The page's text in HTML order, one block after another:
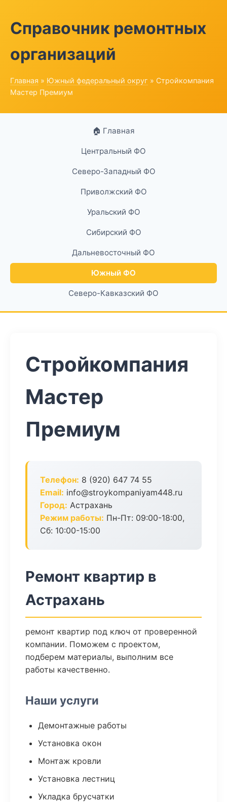
Справочник ремонтных
организаций
Главная » Южный федеральный округ » Стройкомпания
Мастер Премиум
🏠 Главная
Центральный ФО
Северо-Западный ФО
Приволжский ФО
Уральский ФО
Сибирский ФО
Дальневосточный ФО
Южный ФО
Северо-Кавказский ФО
Стройкомпания
Мастер
Премиум
Телефон: 8 (920) 647 74 55
Email: info@stroykompaniyam448.ru
Город: Астрахань
Режим работы: Пн-Пт: 09:00-18:00,
Сб: 10:00-15:00
Ремонт квартир в
Астрахань
ремонт квартир под ключ от проверенной
компании. Поможем с проектом,
подберем материалы, выполним все
работы качественно.
Наши услуги
Демонтажные работы
Установка окон
Монтаж кровли
Установка лестниц
Укладка брусчатки